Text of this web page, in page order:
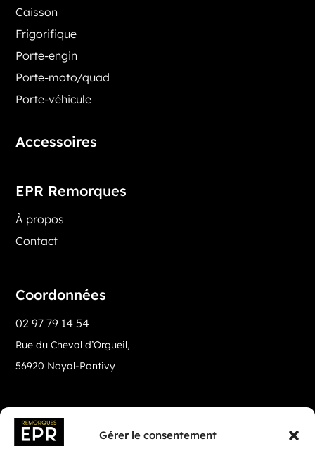
Gérer le consentement
Caisson
Frigorifique
Porte-engin
Porte-moto/quad
Porte-véhicule
Accessoires
EPR Remorques
À propos
Contact
Coordonnées
02 97 79 14 54
Rue du Cheval d’Orgueil,
56920 Noyal-Pontivy